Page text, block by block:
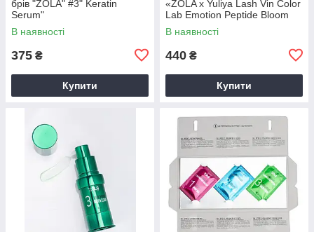
брів "ZOLA" #3" Keratin
Serum"
В наявності
375 ₴
Купити
«ZOLA x Yuliya Lash Vin Color
Lab Emotion Peptide Bloom
Therapy»
В наявності
440 ₴
Купити